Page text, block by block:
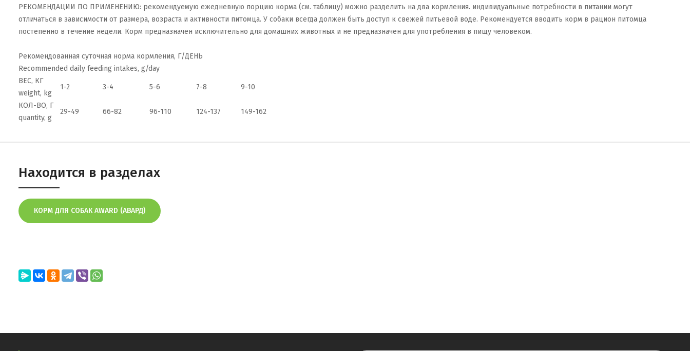
РЕКОМЕНДАЦИИ ПО ПРИМЕНЕНИЮ: рекомендуемую ежедневную порцию корма (см. таблицу) можно разделить на два кормления. индивидуальные потребности в питании могут
отличаться в зависимости от размера, возраста и активности питомца. У собаки всегда должен быть доступ к свежей питьевой воде. Рекомендуется вводить корм в рацион питомца
постепенно в течение недели. Корм предназначен исключительно для домашних животных и не предназначен для употребления в пищу человеком.
Рекомендованная суточная норма кормления, Г/ДЕНЬ
Recommended daily feeding intakes, g/day
ВЕС, КГ
weight, kg
1-2 3-4 5-6 7-8 9-10
КОЛ-ВО, Г
quantity, g
29-49 66-82 96-110 124-137 149-162
Находится в разделах
КОРМ ДЛЯ СОБАК AWARD (АВАРД)